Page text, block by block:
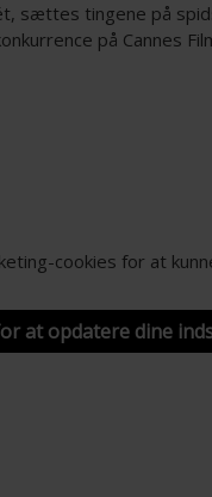
sættes tingene på
på Cannes
cookies for at
at opdatere dine